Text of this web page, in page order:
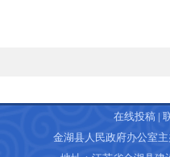
在线投稿 |
金湖县人民政府办公室